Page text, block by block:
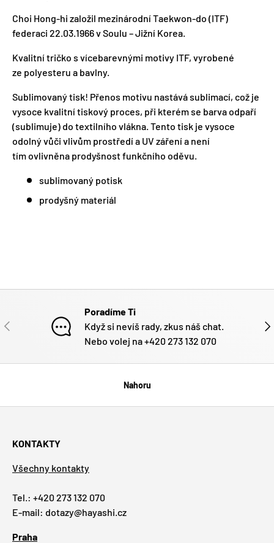
Choi Hong-hi založil mezinárodní Taekwon-do (ITF)
federaci 22.03.1966 v Soulu – Jižní Korea.
Kvalitní tričko s vícebarevnými motivy ITF, vyrobené
ze polyesteru a bavlny.
Sublimovaný tisk! Přenos motivu nastává sublimací, což je
vysoce kvalitní tiskový proces, při kterém se barva odpaří
(sublimuje) do textilního vlákna. Tento tisk je vysoce
odolný vůči vlivům prostředí a UV záření a není
tím ovlivněna prodyšnost funkčního oděvu.
sublimovaný potisk
prodyšný materiál
PŘEDCHOZÍ
Poradíme Ti
Když si nevíš rady, zkus náš chat.
Nebo volej na +420 273 132 070
Nahoru
KONTAKTY
Všechny kontakty
Tel.: +420 273 132 070
E-mail: dotazy@hayashi.cz
Praha